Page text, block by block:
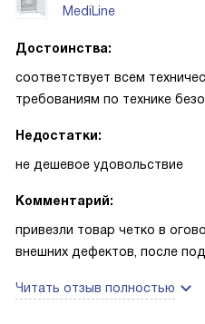
MediLine
Достоинства:
соответствует всем
требованиям по технике
Недостатки:
не дешевое удовольствие
Комментарий:
привезли товар четко в
внешних дефектов, после
Читать отзыв полностью